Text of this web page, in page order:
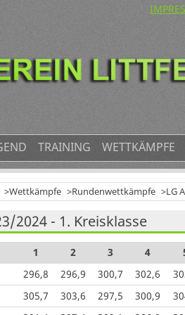
TRAINING WETTKÄMPFE
Wettkämpfe Rundenwettkämpfe LG
2024 - 1. Kreisklasse
1 2 3 4
296,8 296,9 300,7 302,6
305,7 303,6 297,5 300,9